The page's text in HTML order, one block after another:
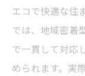
エコで快適な住
では、地域密着
で一貫して対応
められます。実